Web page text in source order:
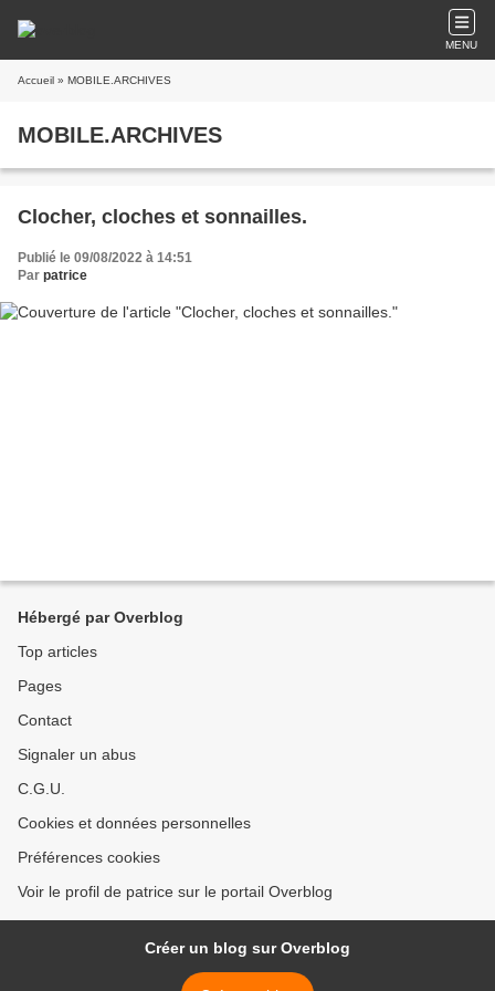
MENU
Accueil » MOBILE.ARCHIVES
MOBILE.ARCHIVES
Clocher, cloches et sonnailles.
Publié le 09/08/2022 à 14:51
Par patrice
Hébergé par Overblog
Top articles
Pages
Contact
Signaler un abus
C.G.U.
Cookies et données personnelles
Préférences cookies
Voir le profil de patrice sur le portail Overblog
Créer un blog sur Overblog